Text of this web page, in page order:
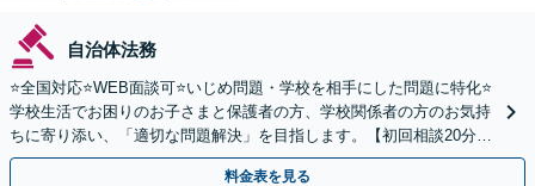
自治体法務
⭐️全国対応⭐️WEB面談可⭐️いじめ問題・学校を相手にした問題に特化⭐️
学校生活でお困りのお子さまと保護者の方、学校関係者の方のお気持
ちに寄り添い、「適切な問題解決」を目指します。【初回相談20分無
料】
料金表を見る